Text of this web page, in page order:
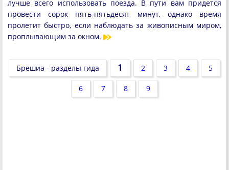
лучше всего использовать поезда. В пути вам придется
провести сорок пять-пятьдесят минут, однако время
пролетит быстро, если наблюдать за живописным миром,
проплывающим за окном.
Брешиа - разделы гида 1 2 3 4 5
6 7 8 9